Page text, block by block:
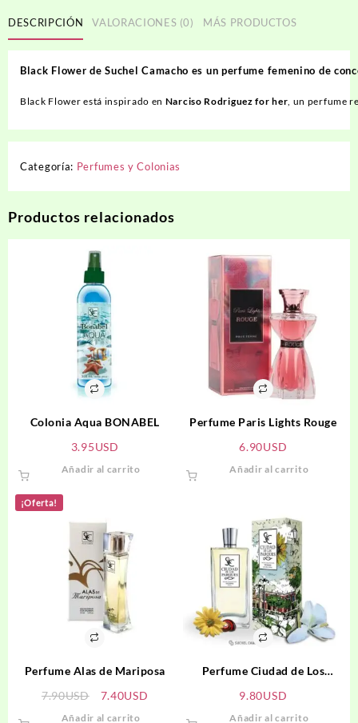
DESCRIPCIÓN VALORACIONES (0) MÁS PRODUCTOS
Black FlowerdeSuchelCamacho es un perfume femenino de
Black Flowerestá inspirado en Narciso Rodriguezforher un perfume
Categoría: Perfumes y Colonias
Productos relacionados
Colonia Aqua BONABEL
3.95USD
Añadir al carrito
Perfume Paris Lights Rouge
6.90USD
Añadir al carrito
¡Oferta!
Perfume Alas de Mariposa
7.90USD
El
precio
7.40USD
Añadir al carrito
Perfume Ciudad de Los
9.80USD
Añadir al carrito